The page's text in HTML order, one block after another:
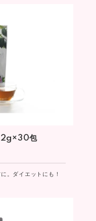
2g×30包
。ダイエットにも！